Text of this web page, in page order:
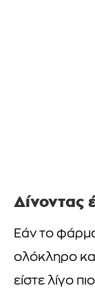
Δίνοντας
Εάν το
ολόκληρο
είστε λίγο